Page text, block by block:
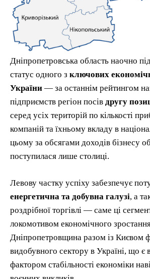
Дніпропетровська область наочно
статус одного з ключових
України — за останнім рейтингом
підприємств регіон посів другу
серед усіх територій по кількості
компаній та їхньому вкладу в
цьому за обсягами доходів бізнесу
поступилася лише столиці.
Левову частку успіху забезпечує
енергетична та добувна галузі, а
роздрібної торгівлі — саме ці
локомотивом економічного
Дніпропетровщина разом із Києвом
видобувного сектору в Україні, що є
фактором стабільності економіки